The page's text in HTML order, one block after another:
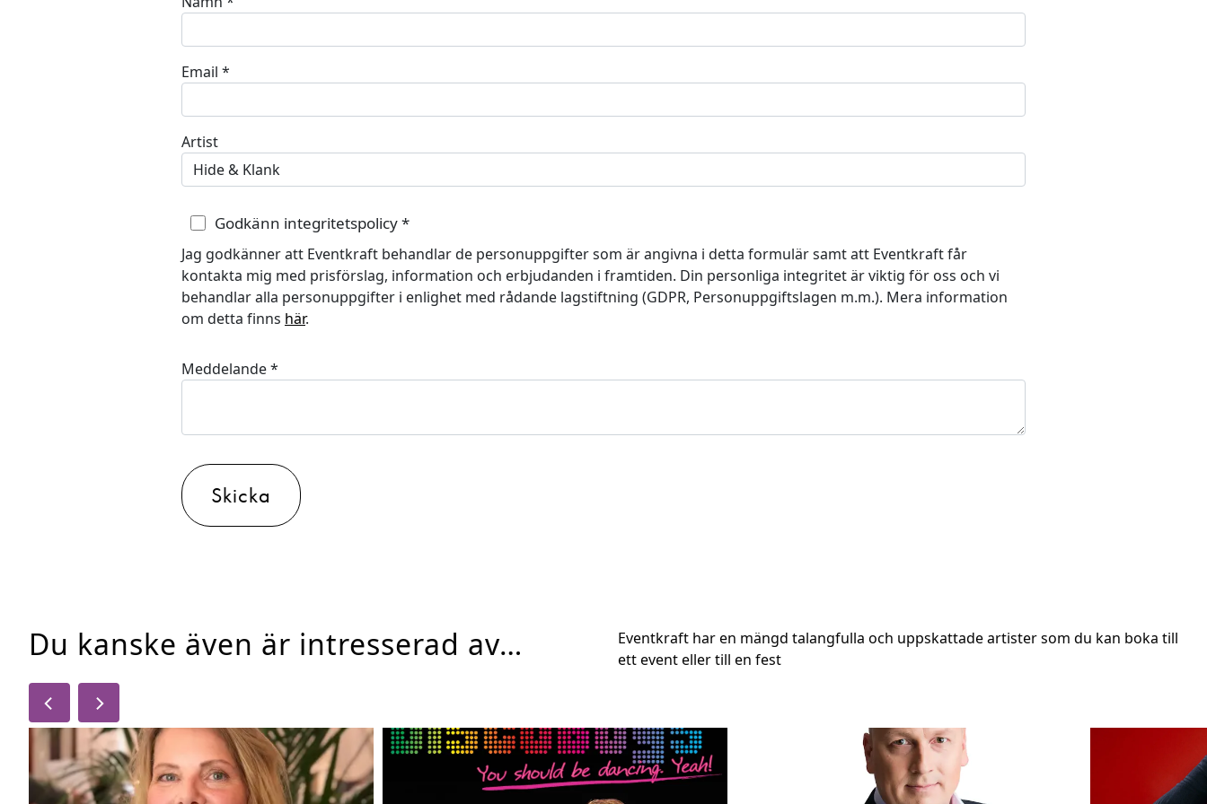
Email *
Artist
Godkänn integritetspolicy*
Jag godkänner att Eventkraft behandlar de personuppgifter som är angivna i detta formulär samt att Eventkraft får
kontakta mig med prisförslag, information och erbjudanden i framtiden. Din personliga integritet är viktig för oss och vi
behandlar alla personuppgifter i enlighet med rådande lagstiftning (GDPR, Personuppgiftslagen m.m.). Mera information
om detta finns här.
Meddelande*
Skicka
Du kanske även är intresserad av…
Eventkraft har en mängd talangfulla och uppskattade artister som du kan boka till
ett event eller till en fest